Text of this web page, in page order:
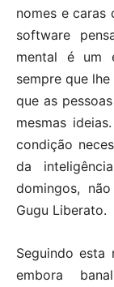
nomes e caras
software
mental é um
sempre que
que as
mesmas
condição
da
domingos,
Gugu Liberato.
Seguindo esta
embora